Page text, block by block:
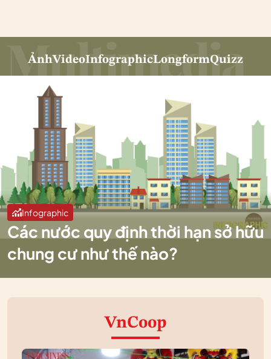
ẢnhVideoInfographicLongformQuizz
Infographic
Các nước quy định thời hạn sở hữu
chung cư như thế nào?
VnCoop